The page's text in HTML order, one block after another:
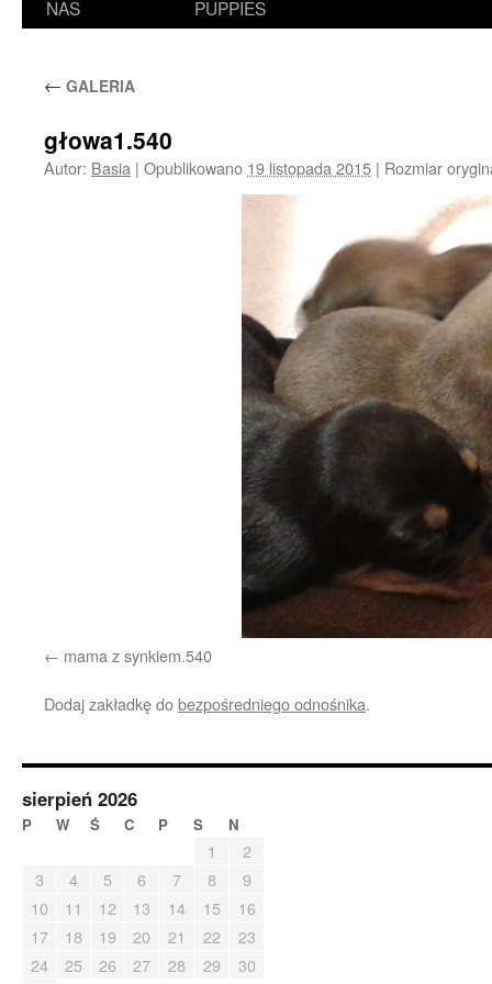
NAS
PUPPIES
← GALERIA
głowa1.540
Autor: Basia | Opublikowano 19 listopada 2015 | Rozmiar
mama z synkiem.540
Dodaj zakładkę dobezpośredniego odnośnika.
sierpień 2026
P W Ś C P S N
1
2
3
4 5 6 7 8
9
10
11 12 13 14 15
16
17
18 19 20 21 22
23
24
25 26 27 28 29
30